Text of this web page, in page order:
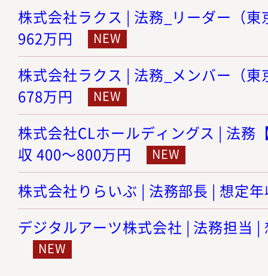
株式会社ラクス | 法務_リーダー（
962万円
株式会社ラクス | 法務_メンバー（
678万円
株式会社CLホールディングス | 法務
収 400～800万円
株式会社りらいぶ | 法務部長 | 想定
デジタルアーツ株式会社 | 法務担当